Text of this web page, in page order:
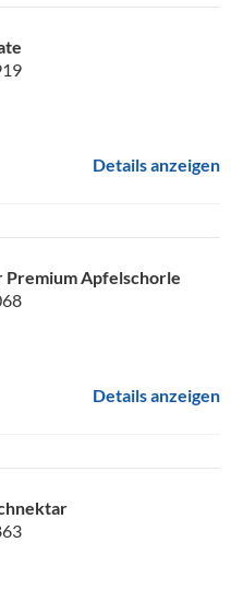
Details anzeigen
Premium Apfelschorle
Details anzeigen